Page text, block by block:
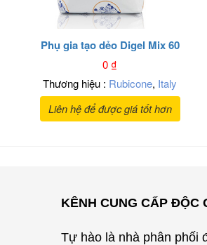
Phụ gia tạo dẻo Digel Mix 60
0 ₫
Thương hiệu : Rubicone, Italy
Liên hệ để được giá tốt hơn
KÊNH CUNG CẤP ĐỘC
Tự hào là nhà phân phối